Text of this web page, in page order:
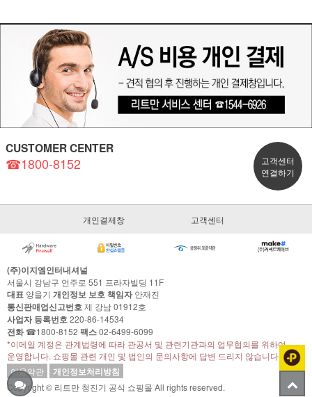
CUSTOMER CENTER
☎1800-8152
고객센터
연결하기
개인결제창 고객센터
(주)이지엠인터내셔널
서울시 강남구 언주로 551 프라자빌딩 11F
대표 양을기 개인정보 보호 책임자안재진
통신판매업신고번호제 강남 01912호
사업자 등록번호220-86-14534
전화☎1800-8152 팩스02-6499-6099
*이메일 계정은 관계법령에 따라 관공서 및 관련기관과의 업무협의를 위하여
운영합니다. 쇼핑몰 관련 개인 및 법인의 문의사항에 답변 드리지 않습니다.
이용약관
개인정보처리방침
Copyright © 리트만 청진기 공식 쇼핑몰 All rights reserved.